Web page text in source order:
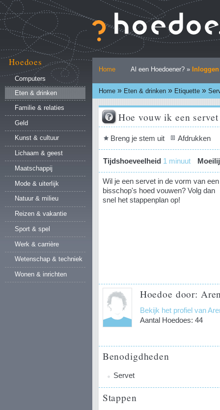
naar
inhoud.
Ga
naar
navigatie
Persoonlijke
hulpmiddelen
Home Al een Hoedoener? » Inloggen
Home » Eten & drinken » Etiquette »
Hoedoes
Computers
Eten & drinken
Familie & relaties
Geld
Kunst & cultuur
Lichaam & geest
Maatschappij
Mode & uiterlijk
Natuur & milieu
Reizen & vakantie
Sport & spel
Werk & carrière
Wetenschap & techniek
Wonen & inrichten
Hoe vouw ik een
Document
Breng je stem uit Afdrukken
Tijdshoeveelheid 1 minuut
Wil je een servet in de vorm van een
bisschop's hoed vouwen? Volg dan
snel het stappenplan op!
Hoedoe door:
Bekijk het profiel van
Aantal Hoedoes: 44
Benodigdheden
Servet
Stappen